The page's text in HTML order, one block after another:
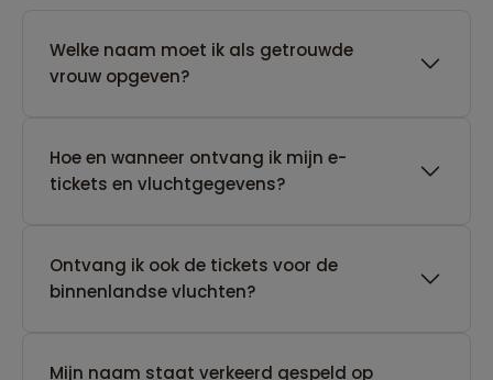
Welke naam moet ik als getrouwde
vrouw opgeven?
Hoe en wanneer ontvang ik mijn e-
tickets en vluchtgegevens?
Ontvang ik ook de tickets voor de
binnenlandse vluchten?
Mijn naam staat verkeerd gespeld op